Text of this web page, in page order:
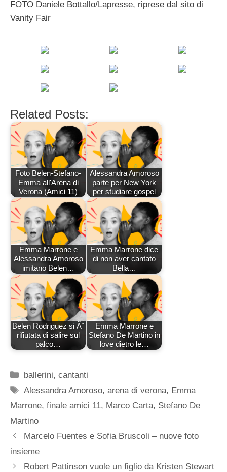
FOTO Daniele Bottallo/Lapresse, riprese dal sito di
Vanity Fair
Related Posts:
Foto Belen-Stefano-
Emma all'Arena di
Verona (Amici 11)
Alessandra Amoroso
parte per New York
per studiare gospel
Emma Marrone e
Alessandra Amoroso
imitano Belen…
Emma Marrone dice
di non aver cantato
Bella…
Belen Rodriguez si Ã¨
rifiutata di salire sul
palco…
Emma Marrone e
Stefano De Martino in
love dietro le…
Categorie
ballerini,cantanti
Tag
Alessandra Amoroso,arena di verona, Emma
Marrone, finale amici 11, Marco Carta, Stefano De
Martino
Marcelo Fuentes e Sofia Bruscoli – nuove foto
insieme
Robert Pattinson vuole un figlio da Kristen Stewart